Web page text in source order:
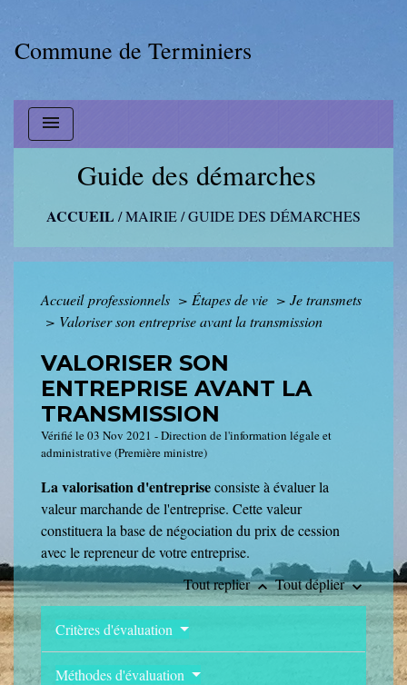
Commune de Terminiers
menu
Guide des démarches
ACCUEIL /MAIRIE/GUIDE DES DÉMARCHES
Accueil professionnels > Étapes de vie > Je transmets
> Valoriser son entreprise avant la transmission
VALORISER SON
ENTREPRISE AVANT LA
TRANSMISSION
Vérifié le 03 Nov 2021 - Direction de l'information légale et
administrative (Première ministre)
La valorisation d'entrepriseconsiste à évaluer la
valeur marchande de l'entreprise. Cette valeur
constituera la base de négociation du prix de cession
avec le repreneur de votre entreprise.
Tout replierkeyboard_arrow_up Tout déplierkeyboard_arrow_down
Critères d'évaluation
Méthodes d'évaluation